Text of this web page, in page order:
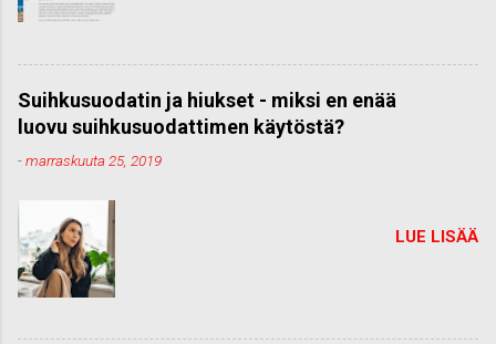
Suihkusuodatin ja hiukset - miksi en enää
luovu suihkusuodattimen käytöstä?
-marraskuuta 25, 2019
LUE LISÄÄ